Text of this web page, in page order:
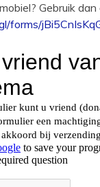
Gebruik
forms/